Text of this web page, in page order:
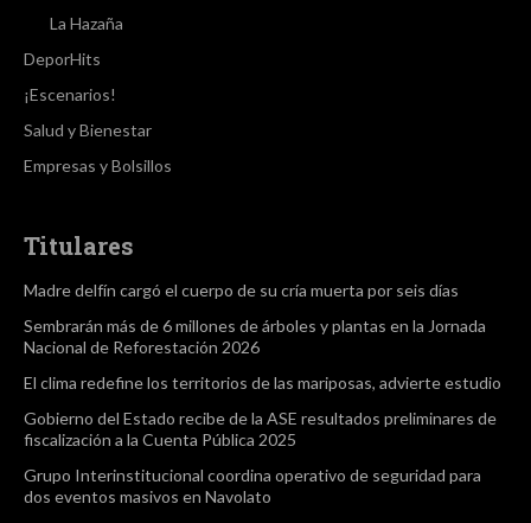
La Hazaña
DeporHits
¡Escenarios!
Salud y Bienestar
Empresas y Bolsillos
Titulares
Madre delfín cargó el cuerpo de su cría muerta por seis días
Sembrarán más de 6 millones de árboles y plantas en la Jornada
Nacional de Reforestación 2026
El clima redefine los territorios de las mariposas, advierte estudio
Gobierno del Estado recibe de la ASE resultados preliminares de
fiscalización a la Cuenta Pública 2025
Grupo Interinstitucional coordina operativo de seguridad para
dos eventos masivos en Navolato